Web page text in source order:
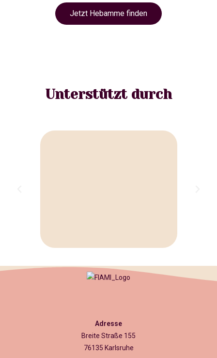
Jetzt Hebamme finden
Unterstützt durch
Adresse
Breite Straße 155
76135 Karlsruhe